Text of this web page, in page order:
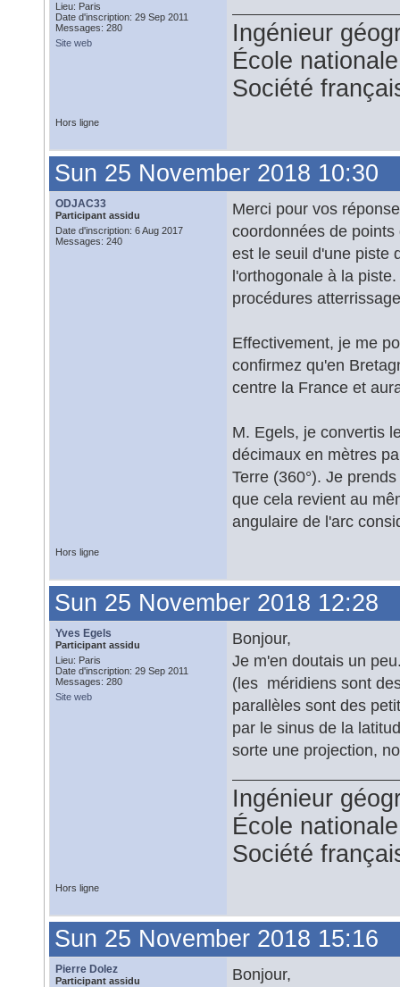
Lieu: Paris
Date d'inscription: 29 Sep 2011
Messages: 280
Site web
Ingénieur
École
Société
Hors ligne
Sun 25 November 2018 10:30
ODJAC33
Participant assidu
Date d'inscription: 6 Aug 2017
Messages: 240
Merci pour vos
coordonnées de points
est le seuil d'une piste
l'orthogonale à la
procédures
Effectivement, je me
confirmez qu'en
centre la France et
M. Egels, je convertis
décimaux en mètres
Terre (360°). Je
que cela revient au
angulaire de l'arc
Hors ligne
Sun 25 November 2018 12:28
Yves Egels
Participant assidu
Lieu: Paris
Date d'inscription: 29 Sep 2011
Messages: 280
Site web
Bonjour,
Je m'en doutais un
(les méridiens sont
parallèles sont des
par le sinus de la
sorte une projection,
Ingénieur
École
Société
Hors ligne
Sun 25 November 2018 15:16
Pierre Dolez
Participant assidu
Bonjour,